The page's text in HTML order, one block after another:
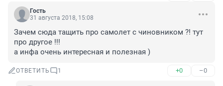
Гость
31 августа 2018, 15:08
Зачем сюда тащить про самолет с чиновником ?! тут
про другое !!!
а инфа очень интересная и полезная )
ОТВЕТИТЬ 1 +0 –0